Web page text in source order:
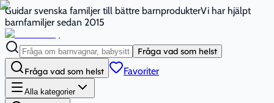
Guidar svenska familjer till bättre barnprodukterVi har hjälpt
barnfamiljer sedan 2015
Fråga vad som helst
Fråga vad som helst Favoriter
Alla kategorier